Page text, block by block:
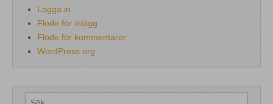
Logga in
Flöde för inlägg
Flöde för kommentarer
WordPress.org
Sök